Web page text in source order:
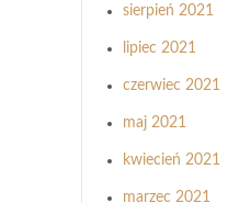
sierpień 2021
lipiec 2021
czerwiec 2021
maj 2021
kwiecień 2021
marzec 2021